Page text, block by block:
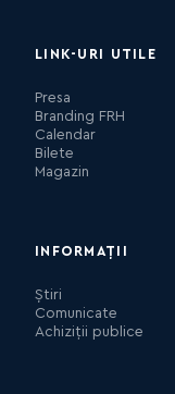
LINK-URI UTILE
Presa
Branding FRH
Calendar
Bilete
Magazin
INFORMAȚII
Știri
Comunicate
Achiziții publice